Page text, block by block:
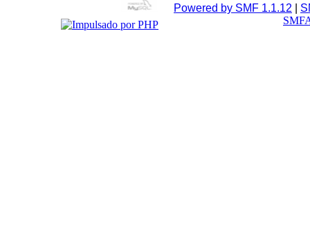
Powered by SMF 1.1.12